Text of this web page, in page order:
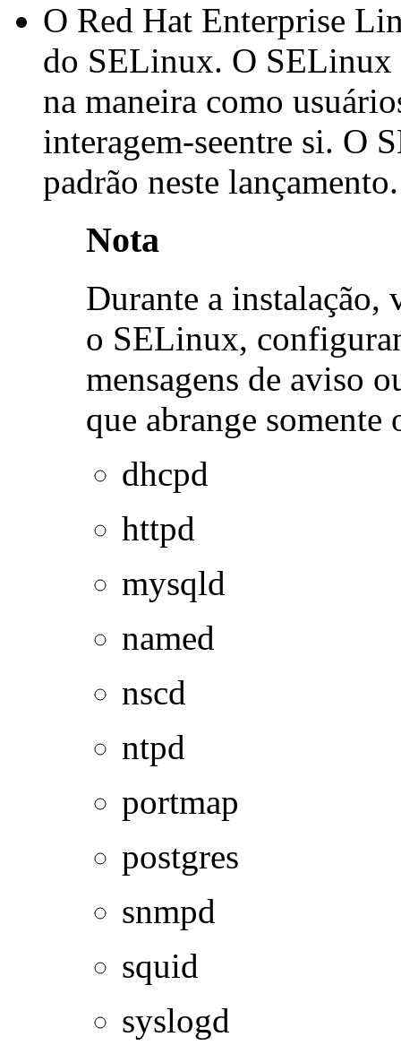
O Red Hat Enterprise
do SELinux. O SELinux
na maneira como
interagem-seentre si. O
padrão neste lançamento.
Nota
Durante a instalação,
o SELinux,
mensagens de aviso
que abrange somente
dhcpd
httpd
mysqld
named
nscd
ntpd
portmap
postgres
snmpd
squid
syslogd